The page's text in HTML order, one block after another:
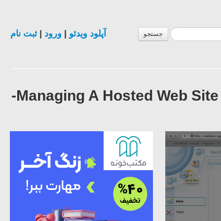
جستجو آپلود ویدئو| ورود| ثبت نام
فیلم آموزش مدیریت صحیح هاست وبسایت Managing A Hosted Web Site-